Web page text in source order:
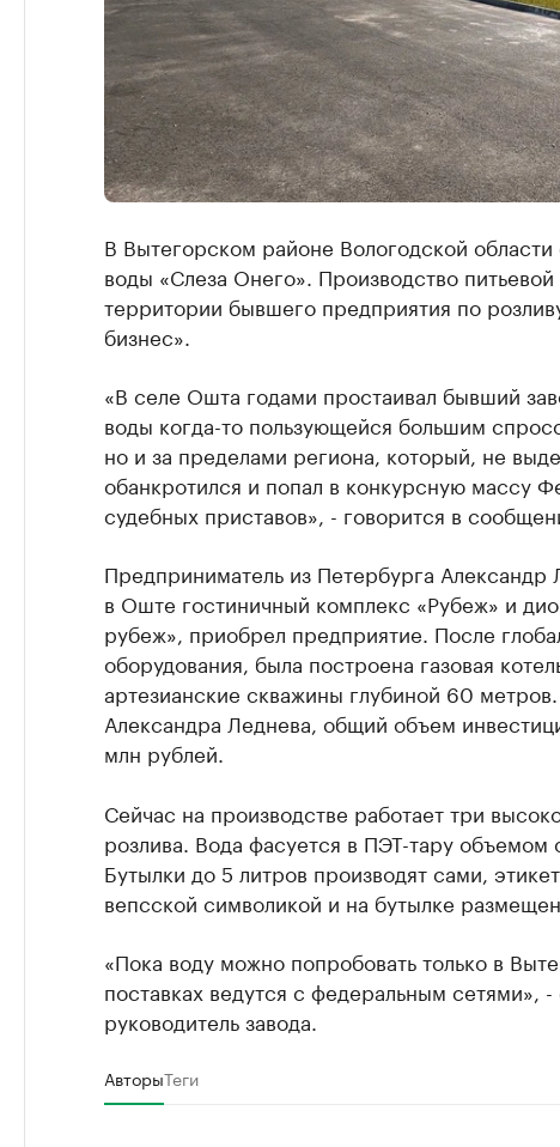
В Вытегорском районе Вологодской области
воды «Слеза Онего». Производство
территории бывшего предприятия по
бизнес».
«В селе Ошта годами простаивал бывший
воды когда-то пользующейся большим
но и за пределами региона, который, не
обанкротился и попал в конкурсную массу
судебных приставов», - говорится в
Предприниматель из Петербурга Александр
в Оште гостиничный комплекс «Рубеж» и
рубеж», приобрел предприятие. После
оборудования, была построена газовая
артезианские скважины глубиной 60
Александра Леднева, общий объем
млн рублей.
Сейчас на производстве работает три
розлива. Вода фасуется в ПЭТ-тару объемом
Бутылки до 5 литров производят сами,
вепсской символикой и на бутылке
«Пока воду можно попробовать только в
поставках ведутся с федеральным сетями»,
руководитель завода.
АвторыТеги